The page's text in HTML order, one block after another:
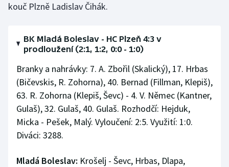
kouč Plzně Ladislav Čihák.
BK Mladá Boleslav - HC Plzeň 4:3 v
prodloužení (2:1, 1:2, 0:0 - 1:0)
Branky a nahrávky: 7. A. Zbořil (Skalický), 17. Hrbas
(Bičevskis, R. Zohorna), 40. Bernad (Fillman, Klepiš),
63. R. Zohorna (Klepiš, Ševc) - 4. V. Němec (Kantner,
Gulaš), 32. Gulaš, 40. Gulaš. Rozhodčí: Hejduk,
Micka - Pešek, Malý. Vyloučení: 2:5. Využití: 1:0.
Diváci: 3288.
Mladá Boleslav: Krošelj - Ševc, Hrbas, Dlapa,